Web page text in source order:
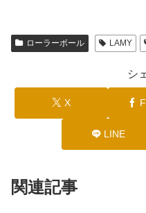
ローラーボール LAMY
シ
X
LINE
関連記事